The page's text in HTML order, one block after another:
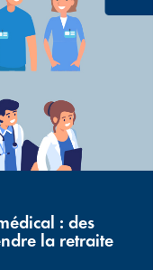
: des
la retraite